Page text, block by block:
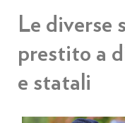
Le diverse
prestito a
e statali